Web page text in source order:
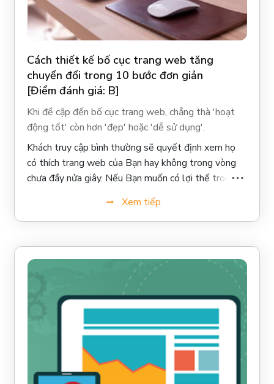
Cách thiết kế bố cục trang web tăng
chuyển đổi trong 10 bước đơn giản
[Điểm đánh giá: B]
Khi đề cập đến bố cục trang web, chẳng thà 'hoạt
động tốt' còn hơn 'đẹp' hoặc 'dễ sử dụng'.
Khách truy cập bình thường sẽ quyết định xem họ
có thích trang web của Bạn hay không trong vòng
chưa đầy nửa giây. Nếu Bạn muốn có lợi thế trong
khoa học chuyển đổi (conversion science).
Xem tiếp